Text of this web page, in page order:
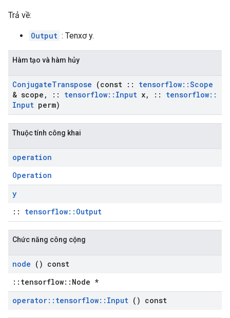
Trả về:
Output : Tenxơ y.
Hàm tạo và hàm hủy
ConjugateTranspose (const :: tensorflow::Scope
& scope , :: tensorflow:: Input x, :: tensorflow::
Input perm)
Thuộc tính công khai
operation
Operation
y
:: tensorflow::Output
Chức năng công cộng
node () const
::tensorflow::Node *
operator:: tensorflow:: Input () const